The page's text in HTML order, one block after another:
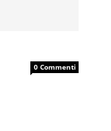
0 Commenti